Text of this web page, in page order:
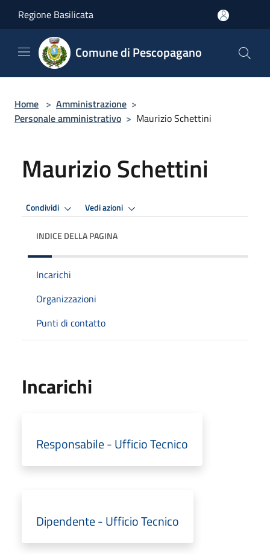
Regione Basilicata
Comune di Pescopagano
Home > Amministrazione >
Personale amministrativo > Maurizio Schettini
Maurizio Schettini
Condividi Vedi azioni
INDICE DELLA PAGINA
Incarichi
Organizzazioni
Punti di contatto
Incarichi
Responsabile - Ufficio Tecnico
Dipendente - Ufficio Tecnico